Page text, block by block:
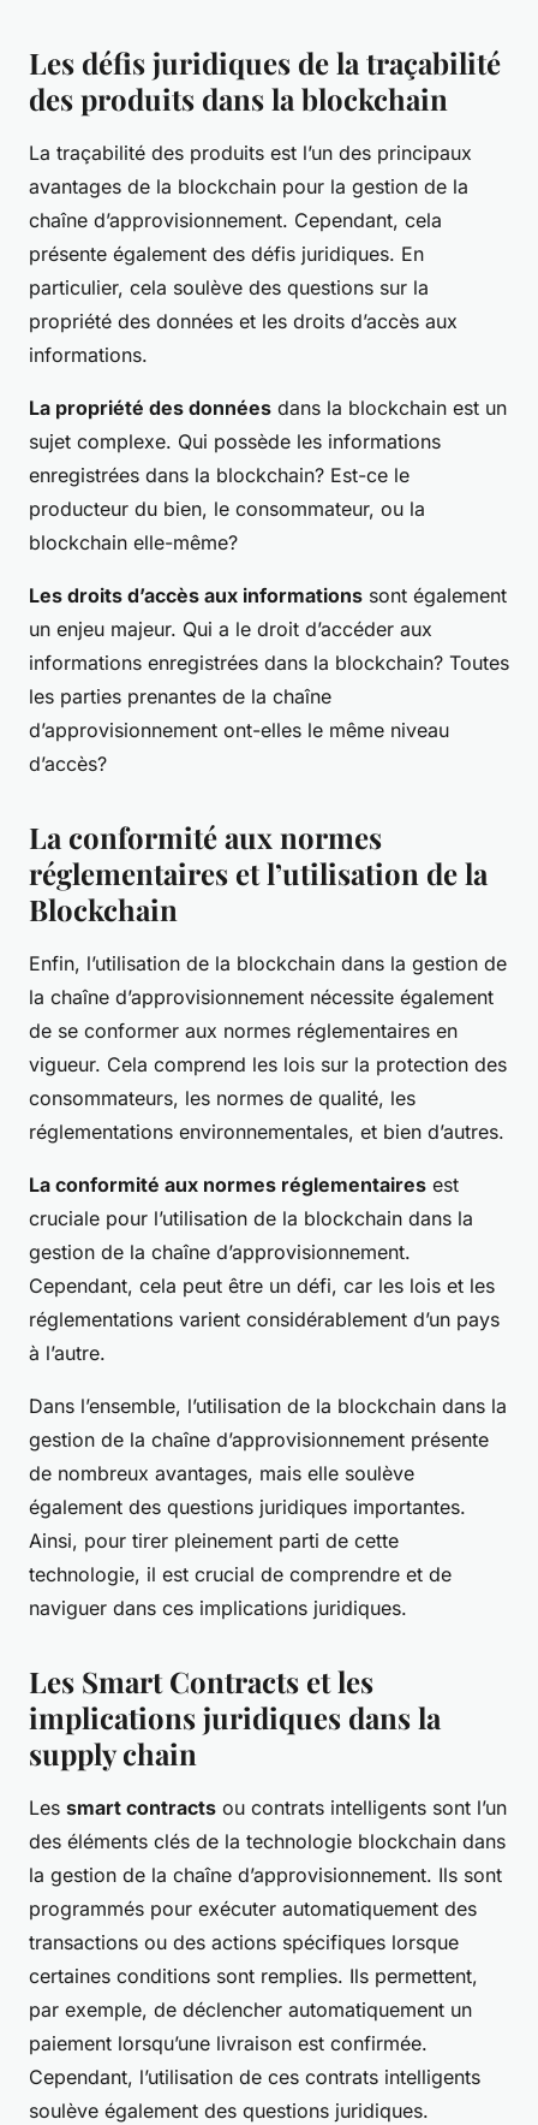
Les défis juridiques de la traçabilité
des produits dans la blockchain
La traçabilité des produits est l’un des principaux
avantages de la blockchain pour la gestion de la
chaîne d’approvisionnement. Cependant, cela
présente également des défis juridiques. En
particulier, cela soulève des questions sur la
propriété des données et les droits d’accès aux
informations.
La propriété des données dans la blockchain est un
sujet complexe. Qui possède les informations
enregistrées dans la blockchain? Est-ce le
producteur du bien, le consommateur, ou la
blockchain elle-même?
Les droits d’accès aux informations sont également
un enjeu majeur. Qui a le droit d’accéder aux
informations enregistrées dans la blockchain? Toutes
les parties prenantes de la chaîne
d’approvisionnement ont-elles le même niveau
d’accès?
La conformité aux normes
réglementaires et l’utilisation de la
Blockchain
Enfin, l’utilisation de la blockchain dans la gestion de
la chaîne d’approvisionnement nécessite également
de se conformer aux normes réglementaires en
vigueur. Cela comprend les lois sur la protection des
consommateurs, les normes de qualité, les
réglementations environnementales, et bien d’autres.
La conformité aux normes réglementaires est
cruciale pour l’utilisation de la blockchain dans la
gestion de la chaîne d’approvisionnement.
Cependant, cela peut être un défi, car les lois et les
réglementations varient considérablement d’un pays
à l’autre.
Dans l’ensemble, l’utilisation de la blockchain dans la
gestion de la chaîne d’approvisionnement présente
de nombreux avantages, mais elle soulève
également des questions juridiques importantes.
Ainsi, pour tirer pleinement parti de cette
technologie, il est crucial de comprendre et de
naviguer dans ces implications juridiques.
Les Smart Contracts et les
implications juridiques dans la
supply chain
Les smart contracts ou contrats intelligents sont l’un
des éléments clés de la technologie blockchain dans
la gestion de la chaîne d’approvisionnement. Ils sont
programmés pour exécuter automatiquement des
transactions ou des actions spécifiques lorsque
certaines conditions sont remplies. Ils permettent,
par exemple, de déclencher automatiquement un
paiement lorsqu’une livraison est confirmée.
Cependant, l’utilisation de ces contrats intelligents
soulève également des questions juridiques.